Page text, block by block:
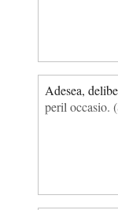
Adesea,
peril occasio.